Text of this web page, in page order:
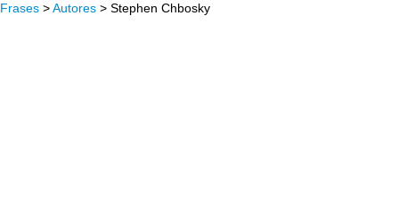
Frases >Autores > Stephen Chbosky